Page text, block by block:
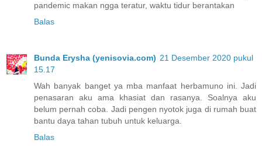
pandemic makan ngga teratur, waktu tidur berantakan
Balas
Bunda Erysha (yenisovia.com) 21 Desember 2020 pukul
15.17
Wah banyak banget ya mba manfaat herbamuno ini. Jadi
penasaran aku ama khasiat dan rasanya. Soalnya aku
belum pernah coba. Jadi pengen nyotok juga di rumah buat
bantu daya tahan tubuh untuk keluarga.
Balas